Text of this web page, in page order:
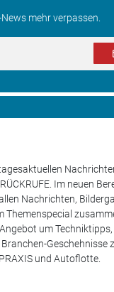
mehr verpassen.
Im neuen
Nachrichten,
Themenspecial
um
Geschehnisse
und Autoflotte.